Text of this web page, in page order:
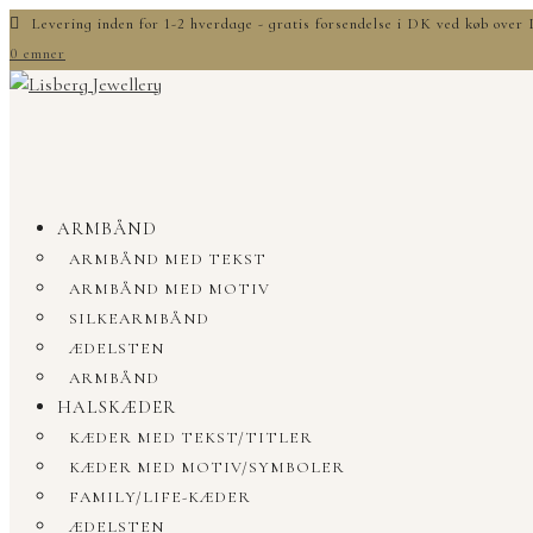
Levering inden for 1-2 hverdage - gratis forsendelse i DK ved køb
0 emner
ARMBÅND
ARMBÅND MED TEKST
ARMBÅND MED MOTIV
SILKEARMBÅND
ÆDELSTEN
ARMBÅND
HALSKÆDER
KÆDER MED TEKST/TITLER
KÆDER MED MOTIV/SYMBOLER
FAMILY/LIFE-KÆDER
ÆDELSTEN